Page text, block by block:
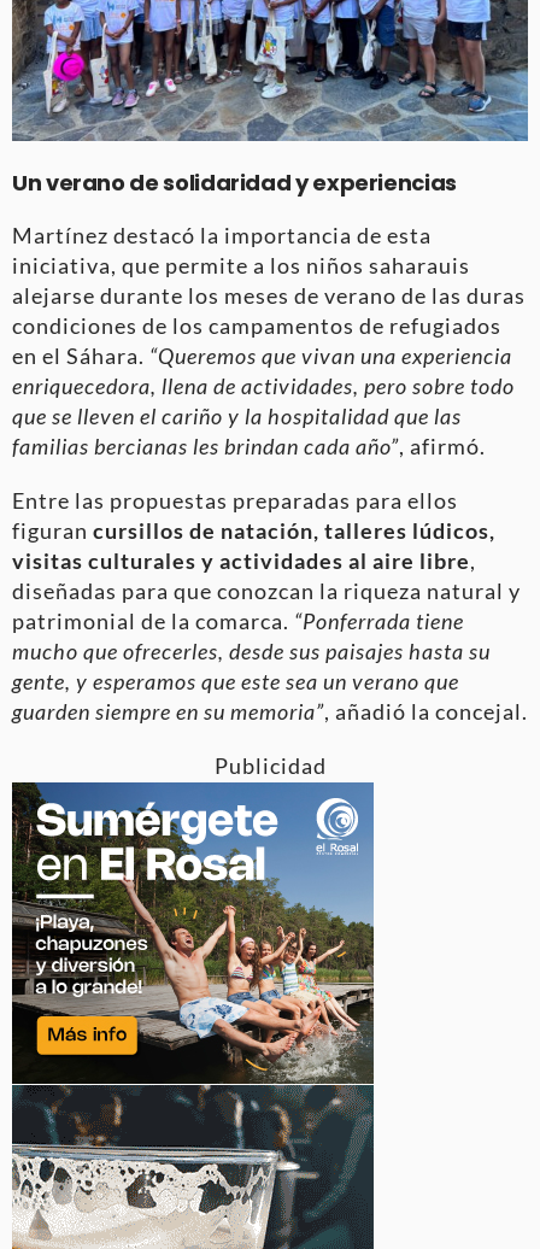
Un verano de solidaridad y experiencias
Martínez destacó la importancia de esta
iniciativa, que permite a los niños saharauis
alejarse durante los meses de verano de las duras
condiciones de los campamentos de refugiados
en el Sáhara. “Queremos que vivan una experiencia
enriquecedora, llena de actividades, pero sobre todo
que se lleven el cariño y la hospitalidad que las
familias bercianas les brindan cada año”, afirmó.
Entre las propuestas preparadas para ellos
figuran cursillos de natación, talleres lúdicos,
visitas culturales y actividades al aire libre,
diseñadas para que conozcan la riqueza natural y
patrimonial de la comarca. “Ponferrada tiene
mucho que ofrecerles, desde sus paisajes hasta su
gente, y esperamos que este sea un verano que
guarden siempre en su memoria”, añadió la concejal.
Publicidad